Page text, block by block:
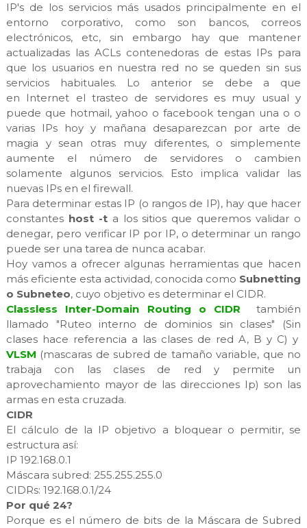
IP's de los servicios más usados principalmente en el
entorno corporativo, como son bancos, correos
electrónicos, etc, sin embargo hay que mantener
actualizadas las ACLs contenedoras de estas IPs para
que los usuarios en nuestra red no se queden sin sus
servicios habituales. Lo anterior se debe a que
en Internet el trasteo de servidores es muy usual y
puede que hotmail, yahoo o facebook tengan una o o
varias IPs hoy y mañana desaparezcan por arte de
magia y sean otras muy diferentes, o simplemente
aumente el número de servidores o cambien
solamente algunos servicios. Esto implica validar las
nuevas IPs en el firewall.
Para determinar estas IP (o rangos de IP), hay que hacer
constantes host -t a los sitios que queremos validar o
denegar, pero verificar IP por IP, o determinar un rango
puede ser una tarea de nunca acabar.
Hoy vamos a ofrecer algunas herramientas que hacen
más eficiente esta actividad, conocida como Subnetting
o Subneteo, cuyo objetivo es determinar el CIDR.
Classless Inter-Domain Routing o CIDR
también
llamado "Ruteo interno de dominios sin clases" (Sin
clases hace referencia a las clases de red A, B y C) y
VLSM (mascaras de subred de tamaño variable, que no
trabaja con las clases de red y permite un
aprovechamiento mayor de las direcciones Ip) son las
armas en esta cruzada.
CIDR
El cálculo de la IP objetivo a bloquear o permitir, se
estructura así:
IP 192.168.0.1
Máscara subred: 255.255.255.0
CIDRs: 192.168.0.1/24
Por qué 24?
Porque es el número de bits de la Máscara de Subred